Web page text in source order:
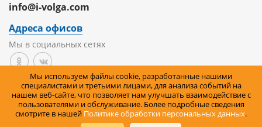
info@i-volga.com
Адреса офисов
Мы в социальных сетях
Политика организации в отношении обработки
персональных данных на сайте
Правила возврата товара
Мы используем файлы cookie, разработанные нашими
специалистами и третьими лицами, для анализа событий на
нашем веб-сайте, что позволяет нам улучшать взаимодействие с
пользователями и обслуживание. Более подробные сведения
смотрите в нашей Политике обработки персональных данных.